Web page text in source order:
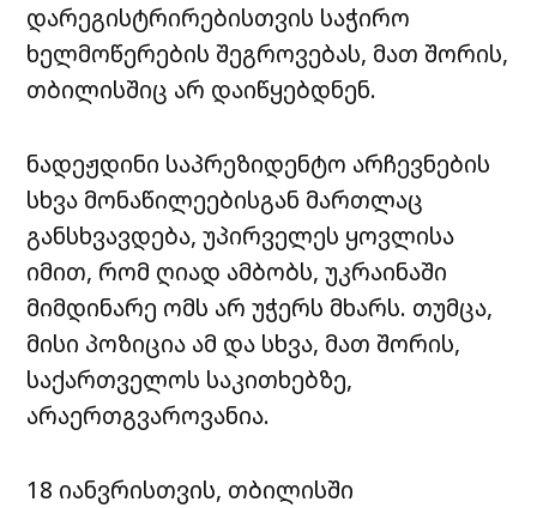
დარეგისტრირებისთვის საჭირო
ხელმოწერების შეგროვებას, მათ შორის,
თბილისშიც არ დაიწყებდნენ.
ნადეჟდინი საპრეზიდენტო არჩევნების
სხვა მონაწილეებისგან მართლაც
განსხვავდება, უპირველეს ყოვლისა
იმით, რომ ღიად ამბობს, უკრაინაში
მიმდინარე ომს არ უჭერს მხარს. თუმცა,
მისი პოზიცია ამ და სხვა, მათ შორის,
საქართველოს საკითხებზე,
არაერთგვაროვანია.
18 იანვრისთვის, თბილისში